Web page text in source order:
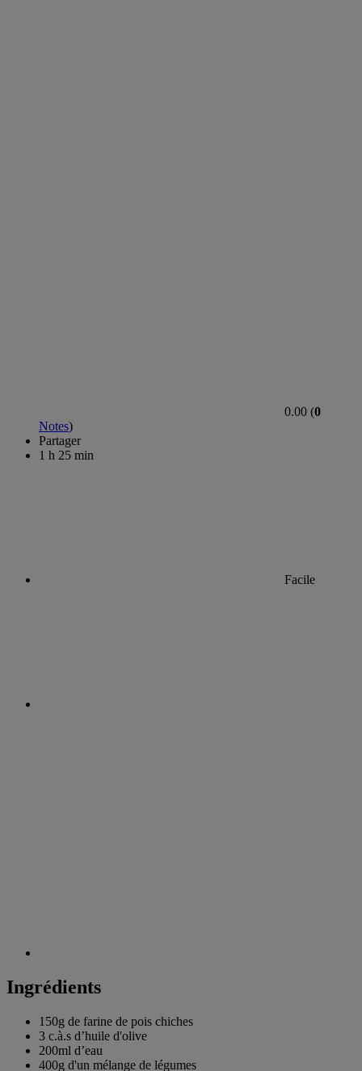
0.00 (0
Notes)
Partager
1 h 25 min
Facile
Ingrédients
150g de farine de pois chiches
3 c.à.s d’huile d'olive
200ml d’eau
400g d'un mélange de légumes